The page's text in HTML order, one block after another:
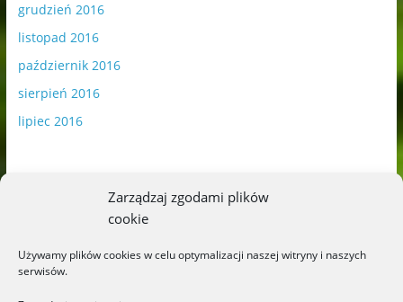
Zarządzaj zgodami plików
cookie
Używamy plików cookies w celu optymalizacji naszej witryny i naszych
serwisów.
grudzień 2016
listopad 2016
październik 2016
sierpień 2016
lipiec 2016